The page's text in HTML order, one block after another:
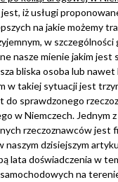
iż usługi
na jakie możemy
w szczególności
nasze mienie jakim jest
bliska osoba lub nawet
w takiej sytuacji jest
do sprawdzonego
w Niemczech. Jednym z
rzeczoznawców jest
naszym dzisiejszym
lata doświadczenia w
na